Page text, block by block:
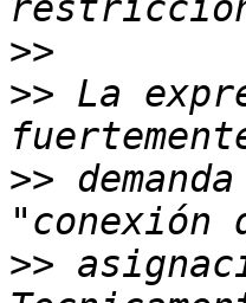
>>
>> La
>>
>>